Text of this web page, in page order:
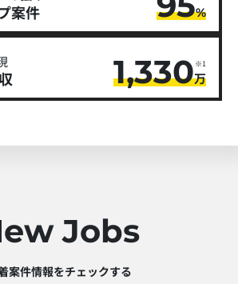
案件 %
1,330万
※1
Jobs
案件情報をチェックする​